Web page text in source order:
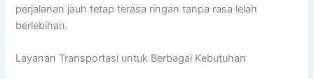
perjalanan jauh tetap terasa ringan tanpa rasa lelah
berlebihan.
Layanan Transportasi untuk Berbagai Kebutuhan